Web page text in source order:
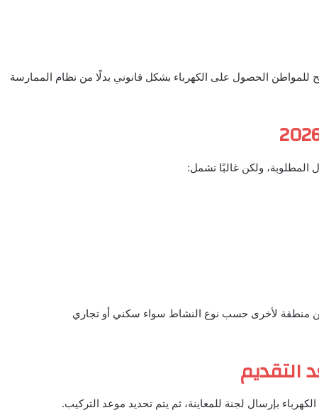
للمواطن الحصول على الكهرباء بشكل قانوني بدلًا من نظام الممارسة
ولكن غالبًا تشمل:
منطقة لأخرى حسب نوع النشاط سواء سكني أو تجاري
التقديم
بإرسال لجنة للمعاينة، ثم يتم تحديد موعد التركيب.